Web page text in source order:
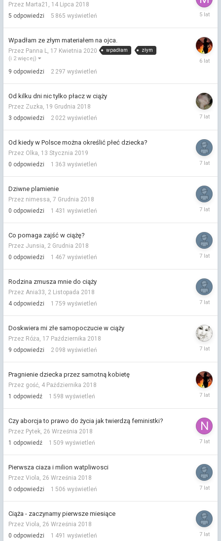
Przez Marta21, 14 Lipca 2018
5 odpowiedzi 5 865 wyświetleń
26
2021
Wpadłam ze złym materiałem na ojca.
Przez Panna L, 17 Kwietnia 2020 wpadłam złym
(i 2 więcej)
9 odpowiedzi 2 297 wyświetleń
19
Od kilku dni nic tylko płacz w ciąży
Przez Zuzka, 19 Grudnia 2018
3 odpowiedzi 2 022 wyświetleń
17
2019
Od kiedy w Polsce można określić płeć dziecka?
Przez Olka, 13 Stycznia 2019
0 odpowiedzi 1 363 wyświetleń
13
2019
Dziwne plamienie
Przez nimessa, 7 Grudnia 2018
0 odpowiedzi 1 431 wyświetleń
2018
Co pomaga zajść w ciążę?
Przez Junsia, 2 Grudnia 2018
0 odpowiedzi 1 467 wyświetleń
2018
Rodzina zmusza mnie do ciąży
Przez Ania33, 2 Listopada 2018
4 odpowiedzi 1 759 wyświetleń
2018
Doskwiera mi złe samopoczucie w ciąży
Przez Róża, 17 Października 2018
9 odpowiedzi 2 098 wyświetleń
19
2018
Pragnienie dziecka przez samotną kobietę
Przez gość, 4 Października 2018
1 odpowiedź 1 598 wyświetleń
2018
Czy aborcja to prawo do życia jak twierdzą feministki?
Przez Pytek, 26 Września 2018
1 odpowiedź 1 509 wyświetleń
27
2018
Pierwsza ciaza i milion watpliwosci
Przez Viola, 26 Września 2018
0 odpowiedzi 1 506 wyświetleń
26
2018
Ciąża - zaczynamy pierwsze miesiące
Przez Viola, 26 Września 2018
0 odpowiedzi 1 491 wyświetleń
26